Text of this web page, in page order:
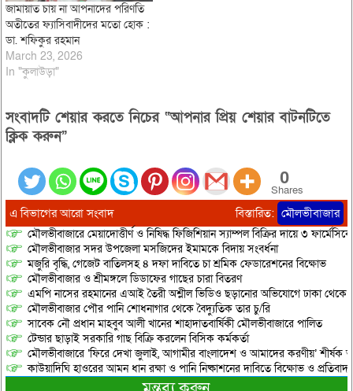
জামায়াত চায় না আপনাদের পরিণতি
অতীতের ফ্যাসিবাদীদের মতো হোক :
ডা. শফিকুর রহমান
March 23, 2026
In "কুলাউড়া"
সংবাদটি শেয়ার করতে নিচের “আপনার প্রিয় শেয়ার বাটনটিতে
ক্লিক করুন”
0
Shares
এ বিভাগের আরো সংবাদ বিস্তারিত: মৌলভীবাজার
মৌলভীবাজারে মেয়াদোত্তীর্ণ ও নিষিদ্ধ ফিজিশিয়ান স্যাম্পল বিক্রির দায়ে ৩
মৌলভীবাজার সদর উপজেলা মসজিদের ইমামকে বিদায় সংবর্ধনা
মজুরি বৃদ্ধি, গেজেট বাতিলসহ ৪ দফা দাবিতে চা শ্রমিক ফেডারেশনের বিক্ষোভ
মৌলভীবাজার ও শ্রীমঙ্গলে ডিডাফের গাছের চারা বিতরণ
এমপি নাসের রহমানের এআই তৈরী অশ্লীল ভিডিও ছড়ানোর অভিযোগে ঢাকা থেকে
মৌলভীবাজার পৌর পানি শোধনাগার থেকে বৈদ্যুতিক তার চু/রি
সাবেক নৌ প্রধান মাহবুব আলী খানের শাহাদাতবার্ষিকী মৌলভীবাজারে পালিত
টেন্ডার ছাড়াই সরকারি গাছ বিক্রি করলেন বিসিক কর্মকর্তা
মৌলভীবাজারে ‘ফিরে দেখা জুলাই, আগামীর বাংলাদেশ ও আমাদের করণীয়’ শীর্ষক
কাউয়াদিঘি হাওরের আমন ধান রক্ষা ও পানি নিষ্কাশনের দাবিতে বিক্ষোভ ও